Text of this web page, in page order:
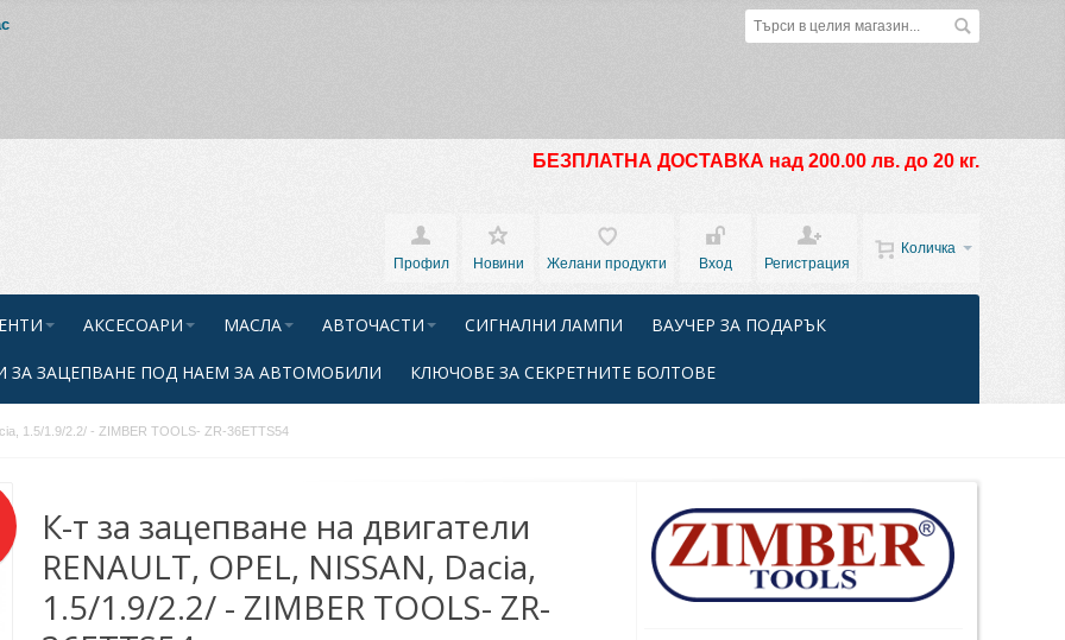
БЕЗПЛАТНА ДОСТАВКА над 200.00 лв. до 20 кг.
Количка
Профил
Новини Желани продукти Вход Регистрация
АКСЕСОАРИ МАСЛА АВТОЧАСТИ СИГНАЛНИ ЛАМПИ ВАУЧЕР ЗА ПОДАРЪК
ЗА ЗАЦЕПВАНЕ ПОД НАЕМ ЗА АВТОМОБИЛИ КЛЮЧОВЕ ЗА СЕКРЕТНИТЕ БОЛТОВЕ
1.5/1.9/2.2/ - ZIMBER TOOLS- ZR-36ETTS54
К-т за зацепване на двигатели
RENAULT, OPEL, NISSAN, Dacia,
1.5/1.9/2.2/ - ZIMBER TOOLS- ZR-